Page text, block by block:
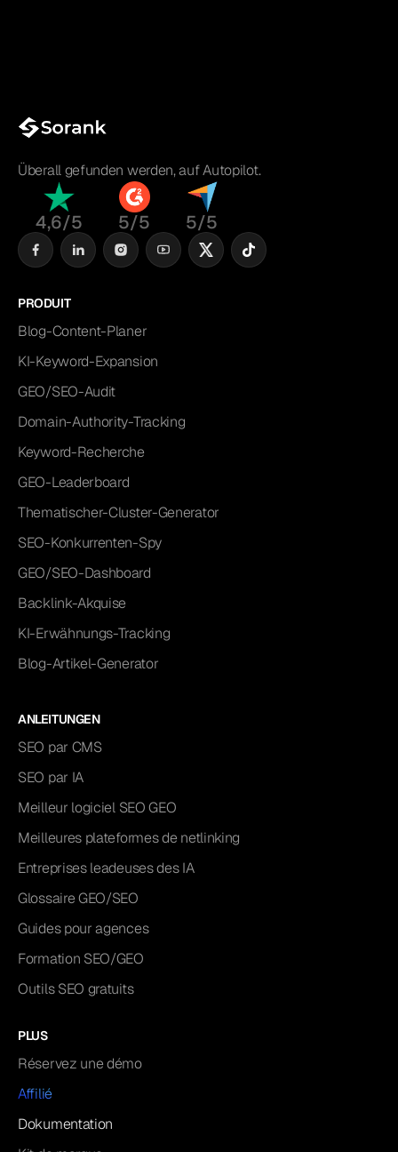
Überall gefunden werden, auf Autopilot.
4,6/5 5/5 5/5
PRODUIT
Blog-Content-Planer
KI-Keyword-Expansion
GEO/SEO-Audit
Domain-Authority-Tracking
Keyword-Recherche
GEO-Leaderboard
Thematischer-Cluster-Generator
SEO-Konkurrenten-Spy
GEO/SEO-Dashboard
Backlink-Akquise
KI-Erwähnungs-Tracking
Blog-Artikel-Generator
ANLEITUNGEN
SEO par CMS
SEO par IA
Meilleur logiciel SEO GEO
Meilleures plateformes de netlinking
Entreprises leadeuses des IA
Glossaire GEO/SEO
Guides pour agences
Formation SEO/GEO
Outils SEO gratuits
PLUS
Réservez une démo
Affilié
Dokumentation